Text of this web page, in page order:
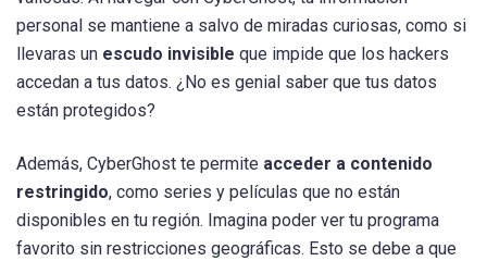
personal se mantiene a salvo de miradas curiosas, como si
llevaras un escudo invisible que impide que los hackers
accedan a tus datos. ¿No es genial saber que tus datos
están protegidos?
Además, CyberGhost te permite acceder a contenido
restringido, como series y películas que no están
disponibles en tu región. Imagina poder ver tu programa
favorito sin restricciones geográficas. Esto se debe a que